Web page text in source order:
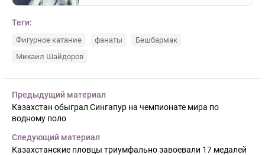
Теги:
Фигурное катание фанаты
Бешбармак
Михаил Шайдоров
Предыдущий материал
Казахстан обыграл Сингапур на чемпионате мира по
водному поло
Следующий материал
Казахстанские пловцы триумфально завоевали 17 медалей